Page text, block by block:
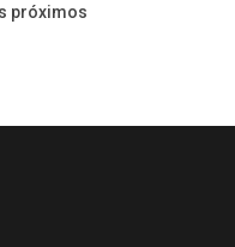
próximos